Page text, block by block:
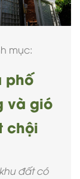
mục:
phố
và gió
chội
đất có